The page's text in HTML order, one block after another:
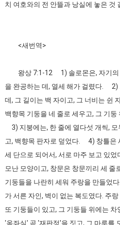
치 여호와의 전 안뜰과 낭실에 놓은 것
<새번역>
왕상 7:1-12 1) 솔로몬은, 자기의
을 완공하는 데, 열세 해가 걸렸다. 2)
데, 그 길이는 백 자이고, 그 너비는 쉰
백향목 기둥을 네 줄로 세우고, 그 기
3) 지붕에는, 한 줄에 열다섯 개씩, 모
고, 백향목 판자로 덮었다. 4) 창틀은
세 단으로 되어서, 서로 마주 보고 있
모난 모양이고, 창문은 창문끼리 세
기둥들을 나란히 세워 주랑을 만들었
가 서른 자인, 벽이 없는 복도였다. 주
또 기둥들이 있고, 그 기둥들 위에는
'옥좌실' 곧 '재판정'을 짓고, 그 마루